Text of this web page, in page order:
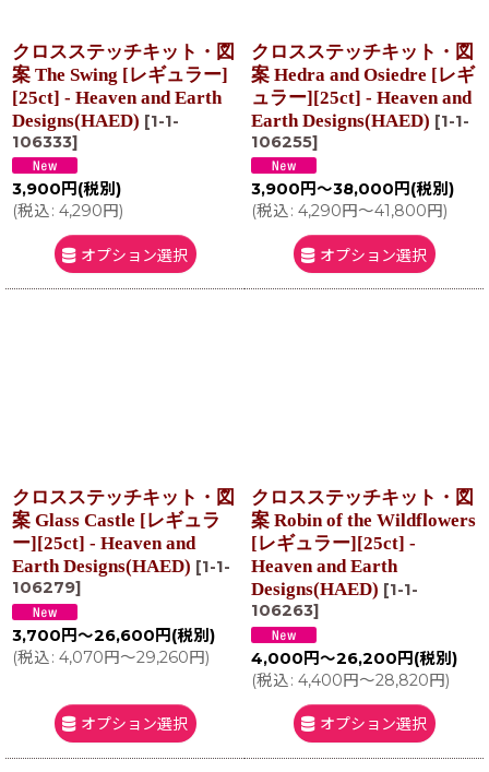
クロスステッチキット・図
案 The Swing [レギュラー]
[25ct] - Heaven and Earth
Designs(HAED) [1-1-
106333]
3,900 円 (税別)
(税込: 4,290円)
オプション選択
クロスステッチキット・図
案 Hedra and Osiedre [レギ
ュラー][25ct] - Heaven and
Earth Designs(HAED) [1-1-
106255]
3,900 円～38,000 円 (税別)
(税込: 4,290円～41,800円)
オプション選択
クロスステッチキット・図
案 Glass Castle [レギュラ
ー][25ct] - Heaven and
Earth Designs(HAED) [1-1-
106279]
3,700 円～26,600 円 (税別)
(税込: 4,070円～29,260円)
オプション選択
クロスステッチキット・図
案 Robin of the Wildflowers
[レギュラー][25ct] -
Heaven and Earth
Designs(HAED) [1-1-
106263]
4,000 円～26,200 円 (税別)
(税込: 4,400円～28,820円)
オプション選択